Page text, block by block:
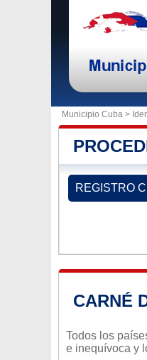
Municipio Cuba >
REGISTRO
CARNÉ
Todos los
e inequívoca y